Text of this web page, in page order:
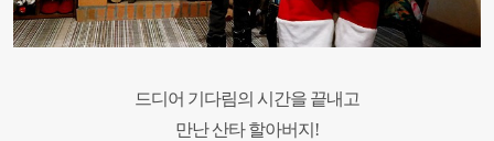
드디어 기다림의 시간을 끝내고
만난 산타 할아버지!